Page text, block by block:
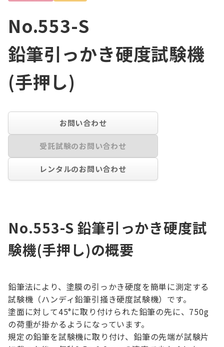
No.553-S
鉛筆引っかき硬度試験機
(手押し)
お問い合わせ
受託試験のお問い合わせ
レンタルのお問い合わせ
No.553-S 鉛筆引っかき硬度試
験機(手押し)の概要
鉛筆法により、塗膜の引っかき硬度を簡単に測定する
試験機（ハンディ鉛筆引掻き硬度試験機）です。
塗面に対して45°に取り付けられた鉛筆の先に、750g
の荷重が掛かるようになっています。
規定の鉛筆を試験機に取り付け、鉛筆の先端が試験片